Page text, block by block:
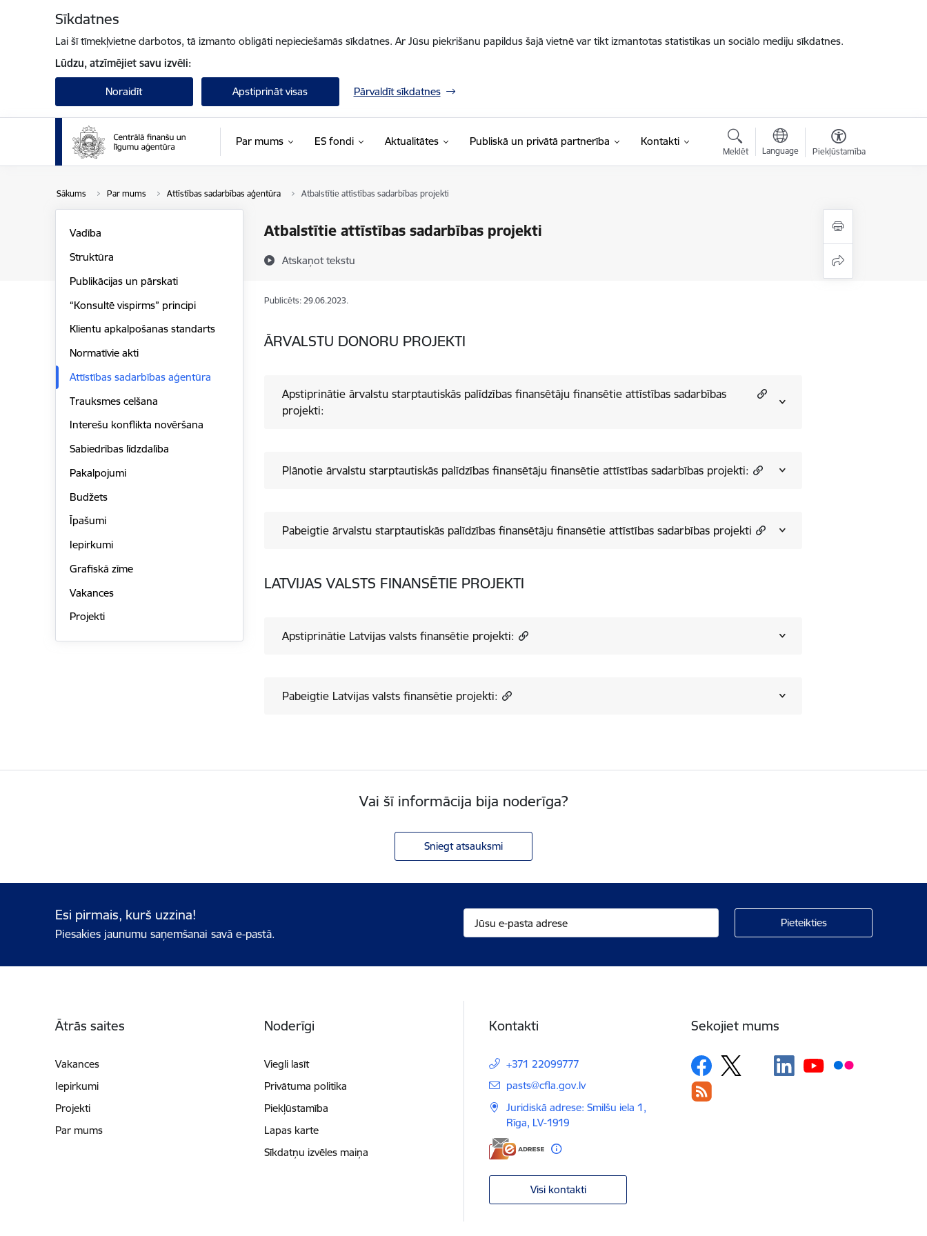
Sīkdatnes
Lai šī tīmekļvietne darbotos, tā izmanto obligāti nepieciešamās sīkdatnes. Ar Jūsu piekrišanu papildus šajā vietnē var tikt izmantotas statistikas un sociālo mediju sīkdatnes.
Lūdzu, atzīmējiet savu izvēli:
Noraidīt Apstiprināt visas Pārvaldīt sīkdatnes
Par mums ES fondi Aktualitātes Publiskā un privātā partnerība Kontakti
Meklēt Language Piekļūstamība
Sākums Par mums Attīstības sadarbības aģentūra Atbalstītie attīstības sadarbības projekti
Atbalstītie attīstības sadarbības projekti
Atskaņot tekstu
Vadība
Struktūra
Publikācijas un pārskati
“Konsultē vispirms” principi
Klientu apkalpošanas standarts
Normatīvie akti
Attīstības sadarbības aģentūra
Trauksmes celšana
Interešu konflikta novēršana
Sabiedrības līdzdalība
Pakalpojumi
Budžets
Īpašumi
Iepirkumi
Grafiskā zīme
Vakances
Projekti
Publicēts: 29.06.2023.
ĀRVALSTU DONORU PROJEKTI
Apstiprinātie ārvalstu starptautiskās palīdzības finansētāju finansētie attīstības sadarbības
projekti:
Plānotie ārvalstu starptautiskās palīdzības finansētāju finansētie attīstības sadarbības projekti:
Pabeigtie ārvalstu starptautiskās palīdzības finansētāju finansētie attīstības sadarbības projekti
LATVIJAS VALSTS FINANSĒTIE PROJEKTI
Apstiprinātie Latvijas valsts finansētie projekti:
Pabeigtie Latvijas valsts finansētie projekti:
Vai šī informācija bija noderīga?
Sniegt atsauksmi
Esi pirmais, kurš uzzina!
Piesakies jaunumu saņemšanai savā e-pastā.
Ātrās saites
Vakances
Iepirkumi
Projekti
Par mums
Noderīgi
Viegli lasīt
Privātuma politika
Piekļūstamība
Lapas karte
Sīkdatņu izvēles maiņa
Kontakti
+371 22099777
E-pasts:
pasts@cfla.gov.lv
Juridiskā adrese: Smilšu iela 1,
Rīga, LV-1919
Visi kontakti
Sekojiet mums